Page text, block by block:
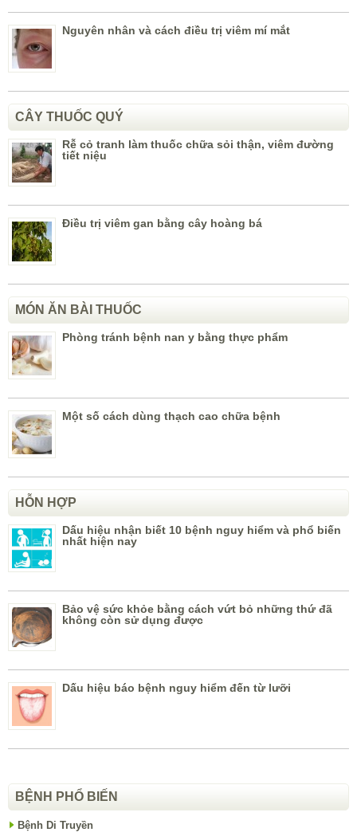
Nguyên nhân và cách điều trị viêm mí mắt
CÂY THUỐC QUÝ
Rễ cỏ tranh làm thuốc chữa sỏi thận, viêm đường
tiết niệu
Điều trị viêm gan bằng cây hoàng bá
MÓN ĂN BÀI THUỐC
Phòng tránh bệnh nan y bằng thực phẩm
Một số cách dùng thạch cao chữa bệnh
HỖN HỢP
Dấu hiệu nhận biết 10 bệnh nguy hiểm và phổ biến
nhất hiện nay
Bảo vệ sức khỏe bằng cách vứt bỏ những thứ đã
không còn sử dụng được
Dấu hiệu báo bệnh nguy hiểm đến từ lưỡi
BỆNH PHỔ BIẾN
Bệnh Di Truyền